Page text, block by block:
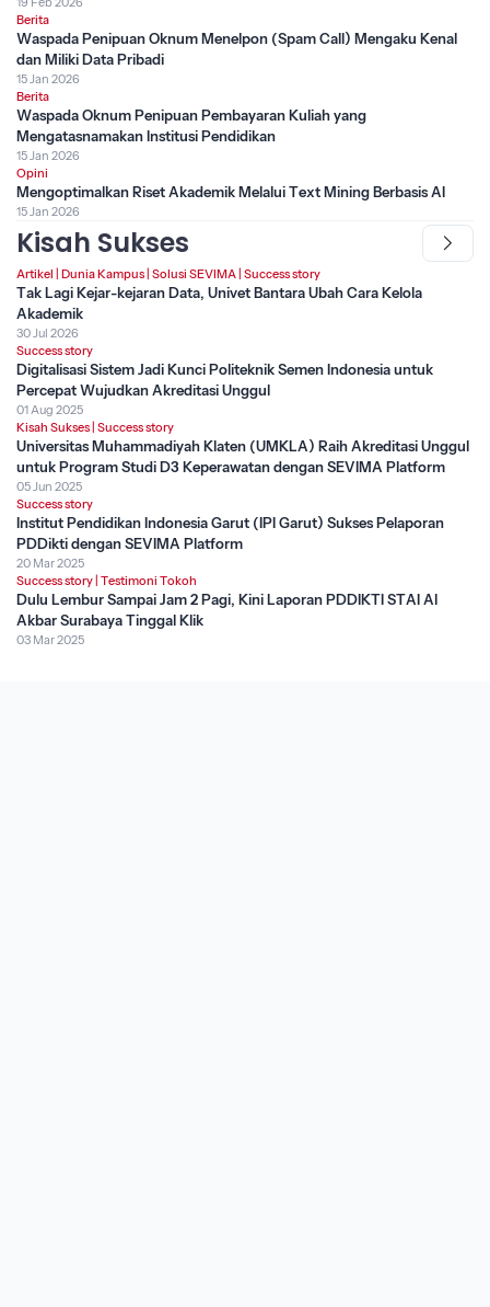
Berita
Waspada Penipuan Oknum Menelpon (Spam Call) Mengaku Kenal
dan Miliki Data Pribadi
15 Jan 2026
Berita
Waspada Oknum Penipuan Pembayaran Kuliah yang
Mengatasnamakan Institusi Pendidikan
15 Jan 2026
Opini
Mengoptimalkan Riset Akademik Melalui Text Mining Berbasis AI
15 Jan 2026
Kisah Sukses
Artikel Dunia Kampus Solusi SEVIMA Success story
Tak Lagi Kejar-kejaran Data, Univet Bantara Ubah Cara Kelola
Akademik
30 Jul 2026
Success story
Digitalisasi Sistem Jadi Kunci Politeknik Semen Indonesia untuk
Percepat Wujudkan Akreditasi Unggul
01 Aug 2025
Kisah Sukses Success story
Universitas Muhammadiyah Klaten (UMKLA) Raih Akreditasi Unggul
untuk Program Studi D3 Keperawatan dengan SEVIMA Platform
05 Jun 2025
Success story
Institut Pendidikan Indonesia Garut (IPI Garut) Sukses Pelaporan
PDDikti dengan SEVIMA Platform
20 Mar 2025
Success story Testimoni Tokoh
Dulu Lembur Sampai Jam 2 Pagi, Kini Laporan PDDIKTI STAI Al
Akbar Surabaya Tinggal Klik
03 Mar 2025